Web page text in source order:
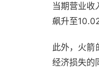
当期营业
飙升至10.02
此外，火箭
经济损失的